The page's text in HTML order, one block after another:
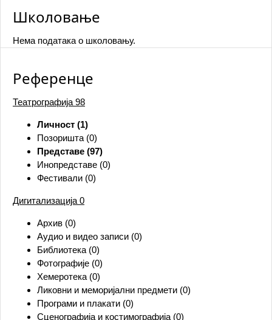
Школовање
Нема података о школовању.
Референце
Театрографија 98
Личност (1)
Позоришта (0)
Представе (97)
Инопредставе (0)
Фестивали (0)
Дигитализација 0
Архив (0)
Аудио и видео записи (0)
Библиотека (0)
Фотографије (0)
Хемеротека (0)
Ликовни и меморијални предмети (0)
Програми и плакати (0)
Сценографија и костимографија (0)